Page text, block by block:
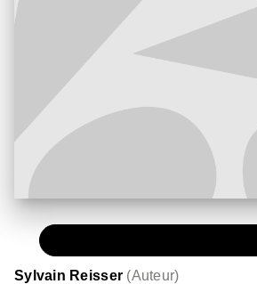
Sylvain Reisser (Auteur)